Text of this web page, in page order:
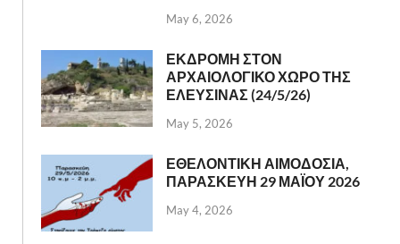
May 6, 2026
ΕΚΔΡΟΜΗ ΣΤΟΝ
ΑΡΧΑΙΟΛΟΓΙΚΟ ΧΩΡΟ ΤΗΣ
ΕΛΕΥΣΙΝΑΣ (24/5/26)
May 5, 2026
ΕΘΕΛΟΝΤΙΚΗ ΑΙΜΟΔΟΣΙΑ,
ΠΑΡΑΣΚΕΥΗ 29 ΜΑΪΟΥ 2026
May 4, 2026